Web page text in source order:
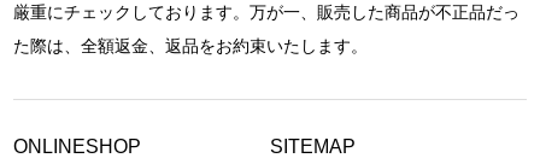
厳重にチェックしております。万が一、販売した商品が不正品だっ
た際は、全額返金、返品をお約束いたします。
ONLINESHOP SITEMAP